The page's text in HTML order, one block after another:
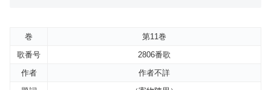
巻
第11巻
歌番号
2806番歌
作者
作者不詳